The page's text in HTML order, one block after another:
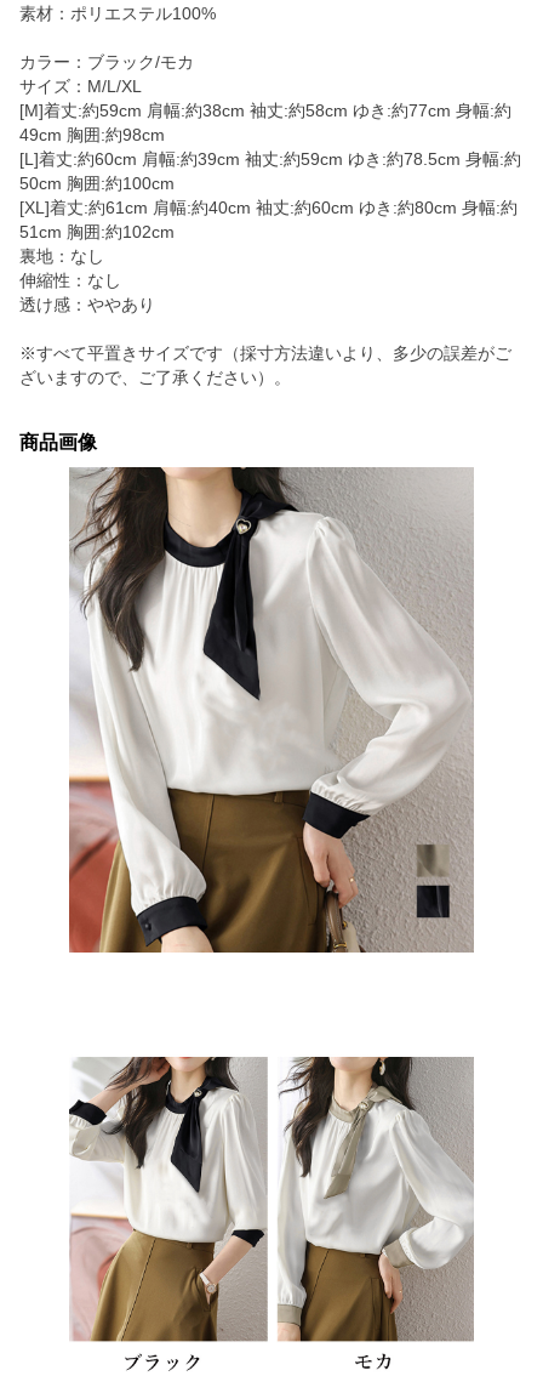
素材：ポリエステル100%
カラー：ブラック/モカ
サイズ：M/L/XL
[M]着丈:約59cm 肩幅:約38cm 袖丈:約58cm ゆき:約77cm 身幅:約
49cm 胸囲:約98cm
[L]着丈:約60cm 肩幅:約39cm 袖丈:約59cm ゆき:約78.5cm 身幅:約
50cm 胸囲:約100cm
[XL]着丈:約61cm 肩幅:約40cm 袖丈:約60cm ゆき:約80cm 身幅:約
51cm 胸囲:約102cm
裏地：なし
伸縮性：なし
透け感：ややあり
※すべて平置きサイズです（採寸方法違いより、多少の誤差がご
ざいますので、ご了承ください）。
商品画像